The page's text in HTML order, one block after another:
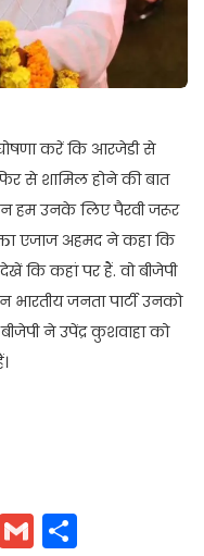
करें कि आरजेडी से
से शामिल होने की बात
हम उनके लिए पैरवी जरूर
एजाज अहमद ने कहा कि
कि कहां पर हैं. वो बीजेपी
जनता पार्टी उनको
ने उपेंद्र कुशवाहा को
EmailGmail